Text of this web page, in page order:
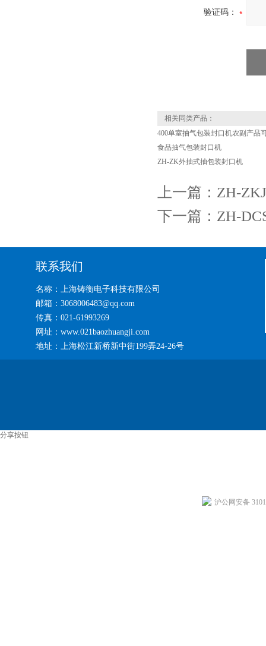
验证码：
相关同类产品：
400单室抽气包装封口机农副产品
食品抽气包装封口机
ZH-ZK外抽式抽包装封口机
上一篇： ZH-
下一篇： ZH-
联系我们
名称：上海铸衡电子科技有限公司
邮箱：3068006483@qq.com
传真：021-61993269
网址：www.021baozhuangji.com
地址：上海松江新桥新中街199弄24-26号
分享按钮
沪公网安备